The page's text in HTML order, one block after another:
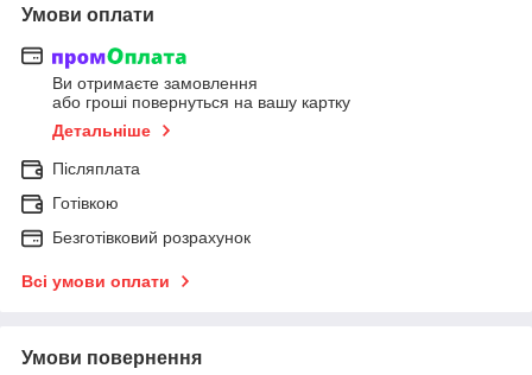
Умови оплати
Ви отримаєте замовлення
або гроші повернуться на вашу картку
Детальніше
Післяплата
Готівкою
Безготівковий розрахунок
Всі умови оплати
Умови повернення